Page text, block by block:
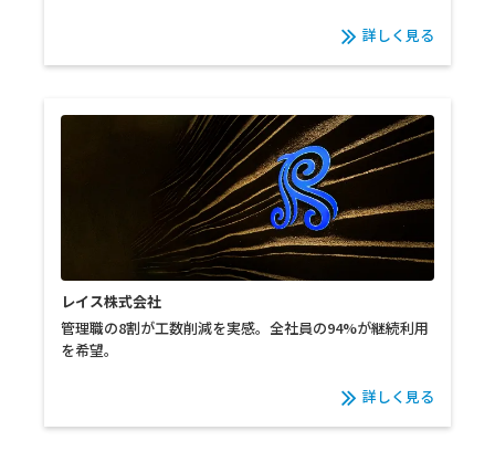
詳しく見る
レイス株式会社
管理職の8割が工数削減を実感。全社員の94%が継続利用
を希望。
詳しく見る